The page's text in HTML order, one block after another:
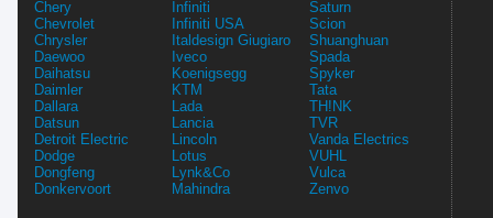
Chery
Chevrolet
Chrysler
Daewoo
Daihatsu
Daimler
Dallara
Datsun
Detroit Electric
Dodge
Dongfeng
Donkervoort
Infiniti
Infiniti USA
Italdesign Giugiaro
Iveco
Koenigsegg
KTM
Lada
Lancia
Lincoln
Lotus
Lynk&Co
Mahindra
Saturn
Scion
Shuanghuan
Spada
Spyker
Tata
TH!NK
TVR
Vanda Electrics
VUHL
Vulca
Zenvo